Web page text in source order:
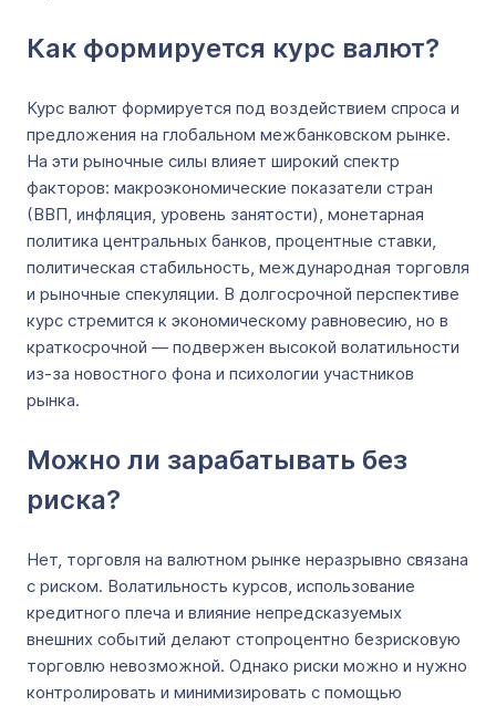
Как формируется курс валют?
Курс валют формируется под воздействием спроса и
предложения на глобальном межбанковском рынке.
На эти рыночные силы влияет широкий спектр
факторов: макроэкономические показатели стран
(ВВП, инфляция, уровень занятости), монетарная
политика центральных банков, процентные ставки,
политическая стабильность, международная торговля
и рыночные спекуляции. В долгосрочной перспективе
курс стремится к экономическому равновесию, но в
краткосрочной — подвержен высокой волатильности
из-за новостного фона и психологии участников
рынка.
Можно ли зарабатывать без
риска?
Нет, торговля на валютном рынке неразрывно связана
с риском. Волатильность курсов, использование
кредитного плеча и влияние непредсказуемых
внешних событий делают стопроцентно безрисковую
торговлю невозможной. Однако риски можно и нужно
контролировать и минимизировать с помощью